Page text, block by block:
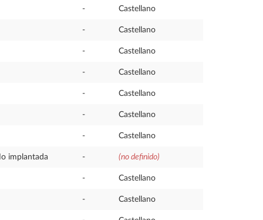
- Castellano
- Castellano
- Castellano
- Castellano
- Castellano
- Castellano
- Castellano
implantada - (no definido)
- Castellano
- Castellano